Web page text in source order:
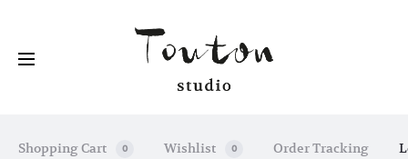
Shopping Cart 0 Wishlist 0 Order Tracking